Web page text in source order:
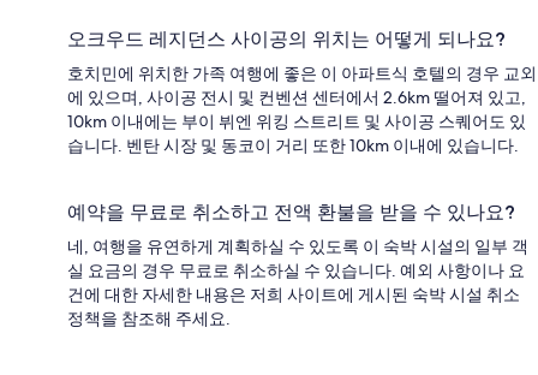
오크우드 레지던스 사이공의 위치는 어떻게 되나요?
호치민에 위치한 가족 여행에 좋은 이 아파트식 호텔의 경우 교외
에 있으며, 사이공 전시 및 컨벤션 센터에서 2.6km 떨어져 있고,
10km 이내에는 부이 뷔엔 위킹 스트리트 및 사이공 스퀘어도 있
습니다. 벤탄 시장 및 동코이 거리 또한 10km 이내에 있습니다.
예약을 무료로 취소하고 전액 환불을 받을 수 있나요?
네, 여행을 유연하게 계획하실 수 있도록 이 숙박 시설의 일부 객
실 요금의 경우 무료로 취소하실 수 있습니다. 예외 사항이나 요
건에 대한 자세한 내용은 저희 사이트에 게시된 숙박 시설 취소
정책을 참조해 주세요.